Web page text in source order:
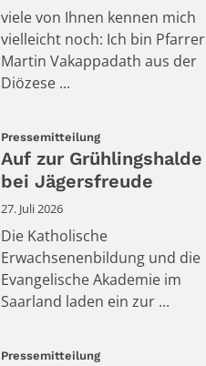
viele von Ihnen kennen mich
vielleicht noch: Ich bin Pfarrer
Martin Vakappadath aus der
Diözese ...
Pressemitteilung:
Auf zur Grühlingshalde
bei Jägersfreude
27. Juli 2026
Die Katholische
Erwachsenenbildung und die
Evangelische Akademie im
Saarland laden ein zur ...
Pressemitteilung: